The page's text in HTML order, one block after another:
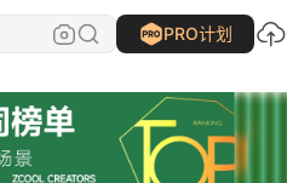
PRO计划
研习设K先生